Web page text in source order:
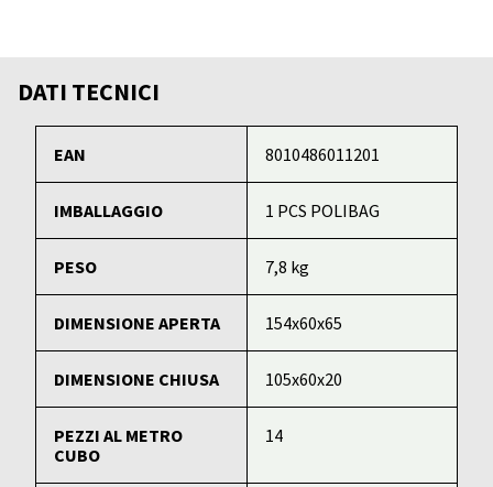
DATI TECNICI
EAN 8010486011201
IMBALLAGGIO 1 PCS POLIBAG
PESO 7,8 kg
DIMENSIONE APERTA 154x60x65
DIMENSIONE CHIUSA 105x60x20
PEZZI AL METRO
CUBO
14